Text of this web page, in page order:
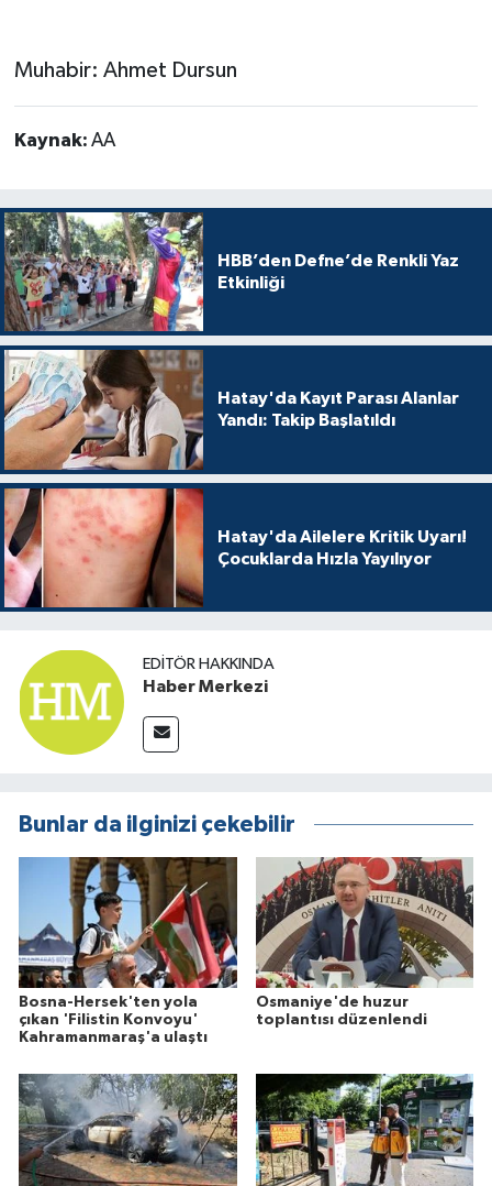
Muhabir: Ahmet Dursun
Kaynak: AA
HBB’den Defne’de Renkli Yaz
Etkinliği
Hatay'da Kayıt Parası Alanlar
Yandı: Takip Başlatıldı
Hatay'da Ailelere Kritik Uyarı!
Çocuklarda Hızla Yayılıyor
EDITÖR HAKKINDA
Haber Merkezi
Bunlar da ilginizi çekebilir
Bosna-Hersek'ten yola
çıkan 'Filistin Konvoyu'
Kahramanmaraş'a ulaştı
Osmaniye'de huzur
toplantısı düzenlendi